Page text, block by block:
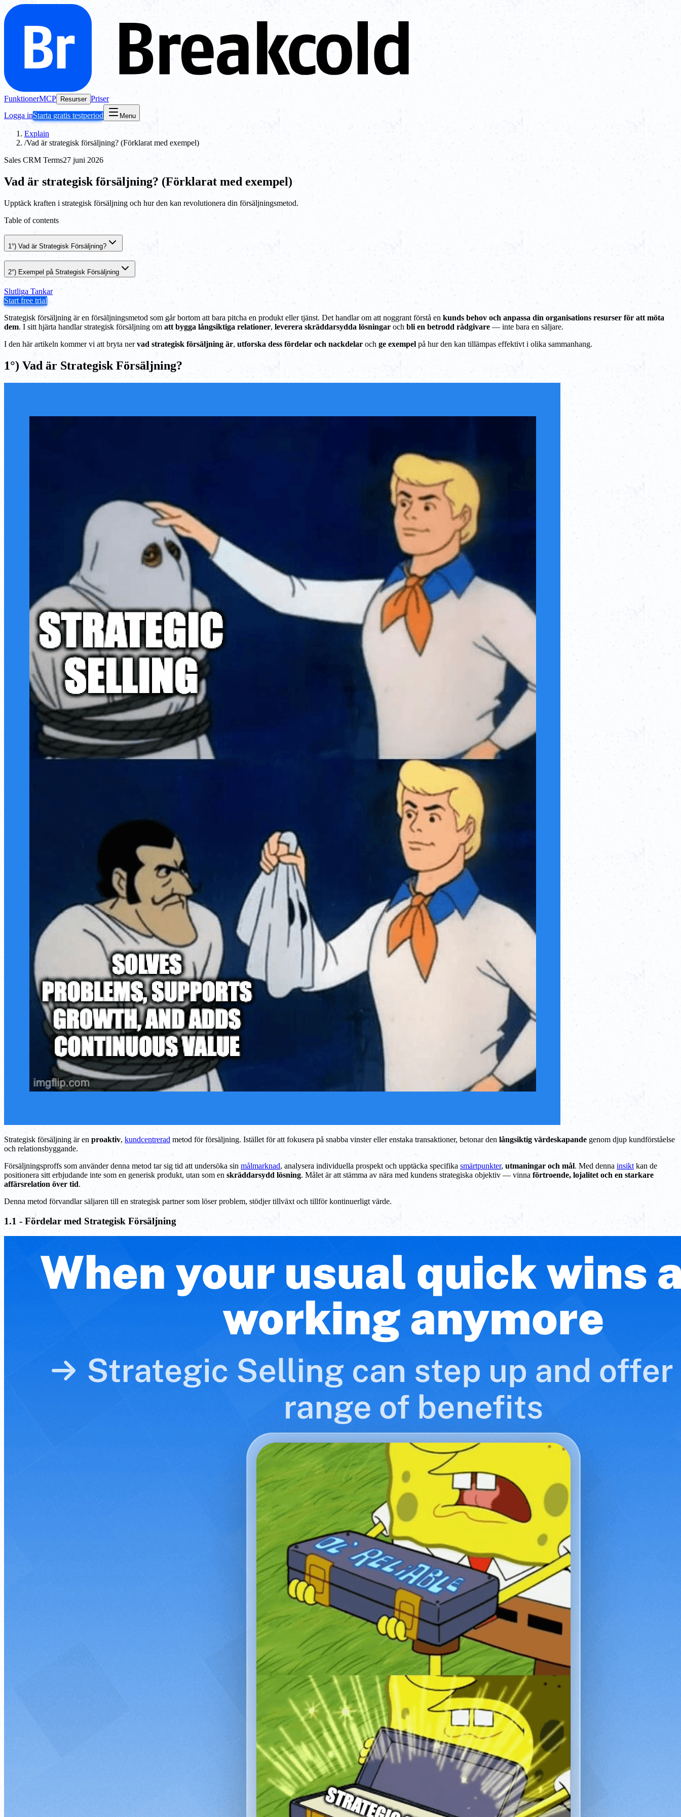
FunktionerMCP Resurser Priser
Logga inStarta gratis testperiod Menu
Explain
/Vad är strategisk försäljning? (Förklarat med exempel)
Sales CRM Terms27 juni 2026
Vad är strategisk försäljning? (Förklarat med exempel)
Upptäck kraften i strategisk försäljning och hur den kan revolutionera din försäljningsmetod.
Table of contents
1°) Vad är Strategisk Försäljning?
2°) Exempel på Strategisk Försäljning
Slutliga Tankar
Start free trial
Strategisk försäljning är en försäljningsmetod som går bortom att bara pitcha en produkt eller tjänst. Det handlar om att noggrant förstå en kunds behov och anpassa din organisations resurser för att möta
dem. I sitt hjärta handlar strategisk försäljning om att bygga långsiktiga relationer, leverera skräddarsydda lösningar och bli en betrodd rådgivare — inte bara en säljare.
I den här artikeln kommer vi att bryta nervad strategisk försäljning är, utforska dess fördelar och nackdelar och ge exempel på hur den kan tillämpas effektivt i olika sammanhang.
1°) Vad är Strategisk Försäljning?
Strategisk försäljning är en proaktiv, kundcentrerad metod för försäljning. Istället för att fokusera på snabba vinster eller enstaka transaktioner, betonar den långsiktig värdeskapande genom djup kundförståelse
och relationsbyggande.
Försäljningsproffs som använder denna metod tar sig tid att undersöka sin målmarknad, analysera individuella prospekt och upptäcka specifika smärtpunkter, utmaningar och mål. Med denna insikt kan de
positionera sitt erbjudande inte som en generisk produkt, utan som en skräddarsydd lösning. Målet är att stämma av nära med kundens strategiska objektiv — vinna förtroende, lojalitet och en starkare
affärsrelation över tid.
Denna metod förvandlar säljaren till en strategisk partner som löser problem, stödjer tillväxt och tillför kontinuerligt värde.
1.1 - Fördelar med Strategisk Försäljning